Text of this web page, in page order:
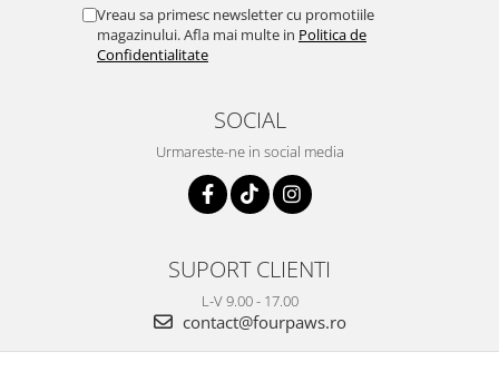
Vreau sa primesc newsletter cu promotiile
magazinului. Afla mai multe in Politica de
Confidentialitate
SOCIAL
Urmareste-ne in social media
SUPORT CLIENTI
L-V 9.00 - 17.00
contact@fourpaws.ro